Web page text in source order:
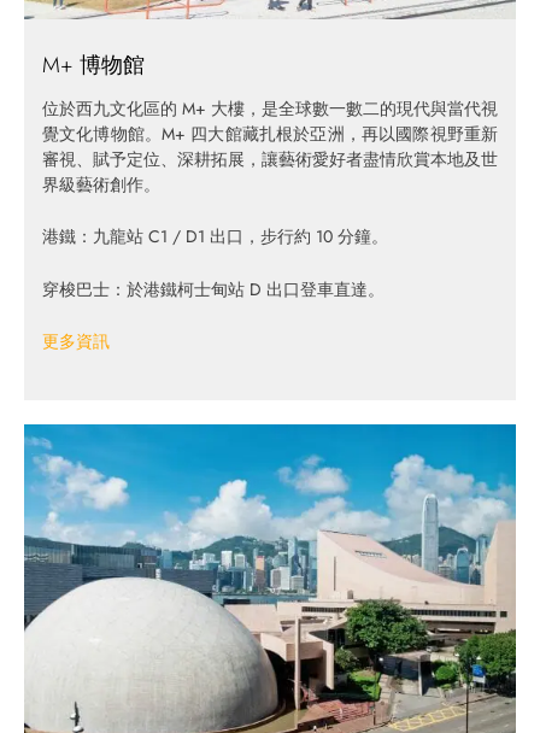
M+ 博物館
位於西九文化區的 M+ 大樓，是全球數一數二的現代與當代視
覺文化博物館。M+ 四大館藏扎根於亞洲，再以國際視野重新
審視、賦予定位、深耕拓展，讓藝術愛好者盡情欣賞本地及世
界級藝術創作。
港鐵：九龍站 C1 / D1 出口，步行約 10 分鐘。
穿梭巴士：於港鐵柯士甸站 D 出口登車直達。
更多資訊